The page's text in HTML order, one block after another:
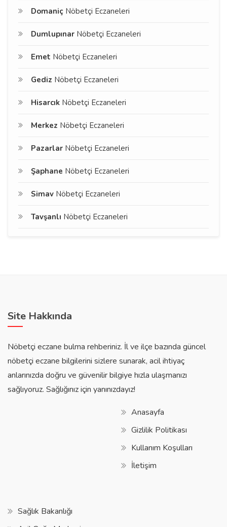
Domaniç Nöbetçi Eczaneleri
Dumlupınar Nöbetçi Eczaneleri
Emet Nöbetçi Eczaneleri
Gediz Nöbetçi Eczaneleri
Hisarcık Nöbetçi Eczaneleri
Merkez Nöbetçi Eczaneleri
Pazarlar Nöbetçi Eczaneleri
Şaphane Nöbetçi Eczaneleri
Simav Nöbetçi Eczaneleri
Tavşanlı Nöbetçi Eczaneleri
Site Hakkında
Nöbetçi eczane bulma rehberiniz. İl ve ilçe bazında güncel
nöbetçi eczane bilgilerini sizlere sunarak, acil ihtiyaç
anlarınızda doğru ve güvenilir bilgiye hızla ulaşmanızı
sağlıyoruz. Sağlığınız için yanınızdayız!
Anasayfa
Gizlilik Politikası
Kullanım Koşulları
İletişim
Sağlık Bakanlığı